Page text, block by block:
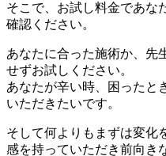
そこで、お試し料金であな
確認ください。
あなたに合った施術か、先
せずお試しください。
あなたが辛い時、困ったと
いただきたいです。
そして何よりもまずは変化
感を持っていただき前向き